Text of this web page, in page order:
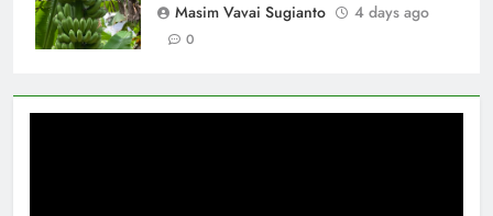
Masim Vavai Sugianto
4 days ago
0